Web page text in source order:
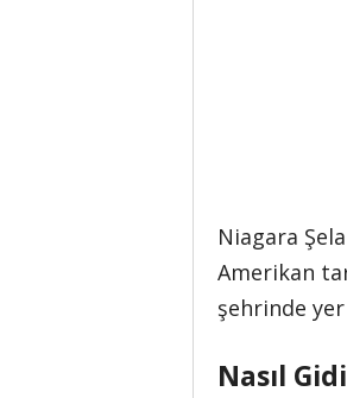
Niagara
Amerikan
şehrinde
Nasıl